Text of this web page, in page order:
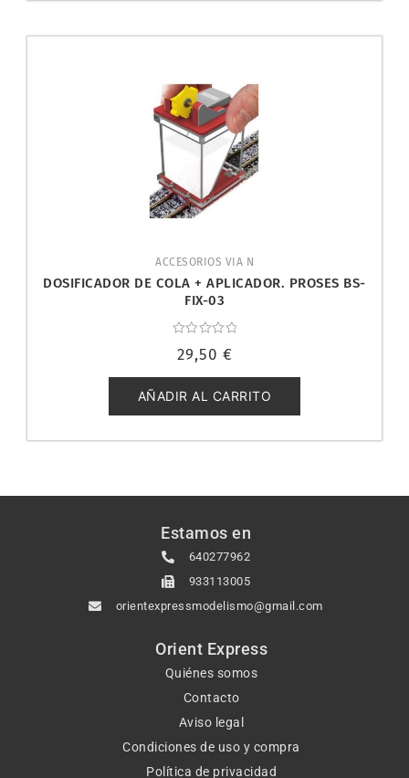
ACCESORIOS VIA N
DOSIFICADOR DE COLA + APLICADOR. PROSES BS-
FIX-03
con
de
5
29,50 €
AÑADIR AL CARRITO
Estamos en
640277962
933113005
orientexpressmodelismo@gmail.com
Orient Express
Quiénes somos
Contacto
Aviso legal
Condiciones de uso y compra
Política de privacidad